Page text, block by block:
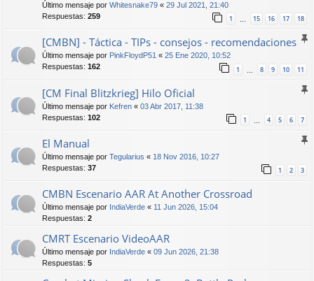
Último mensaje por Whitesnake79 « 29 Jul 2021, 21:40
Respuestas: 259 1 … 15 16 17 18
[CMBN] - Táctica - TIPs - consejos - recomendaciones
Último mensaje por PinkFloydP51 « 25 Ene 2020, 10:52
Respuestas: 162 1 8 9 10 11
[CM Final Blitzkrieg] Hilo Oficial
Último mensaje por Kefren « 03 Abr 2017, 11:38
Respuestas: 102 1 4 5 6 7
El Manual
Último mensaje por Tegularius « 18 Nov 2016, 10:27
Respuestas: 37 1 2 3
CMBN Escenario AAR At Another Crossroad
Último mensaje por IndiaVerde « 11 Jun 2026, 15:04
Respuestas: 2
CMRT Escenario VideoAAR
Último mensaje por IndiaVerde « 09 Jun 2026, 21:38
Respuestas: 5